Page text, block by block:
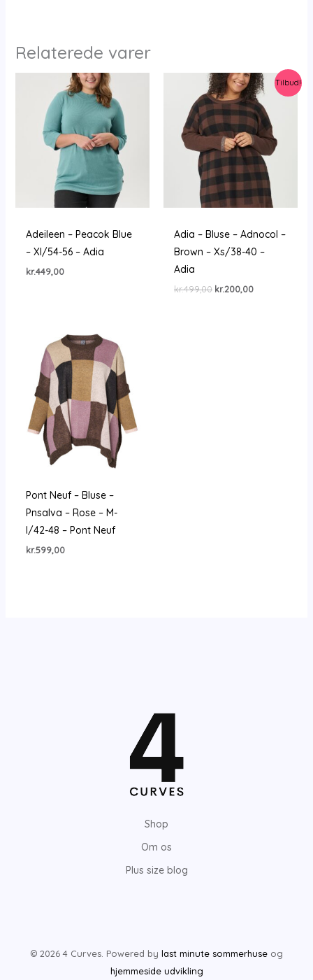
Relaterede varer
Adeileen – Peacok Blue
– Xl/54-56 – Adia
kr.449,00
Tilbud!
Adia – Bluse – Adnocol –
Brown – Xs/38-40 –
Adia
kr.499,00 Den
kr.200,00Den
Pont Neuf – Bluse –
Pnsalva – Rose – M-
l/42-48 – Pont Neuf
kr.599,00
Shop
Om os
Plus size blog
© 2026 4 Curves. Powered by last minute sommerhuse og
hjemmeside udvikling